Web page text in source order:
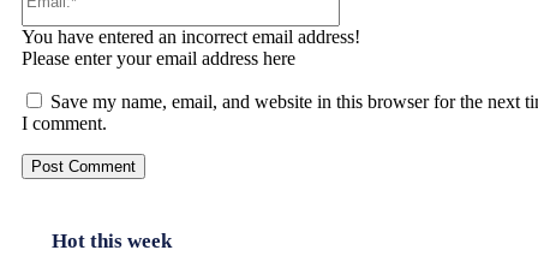
You have entered an incorrect email address!
Please enter your email address here
Save my name, email, and website in this browser for the next
I comment.
Hot this week